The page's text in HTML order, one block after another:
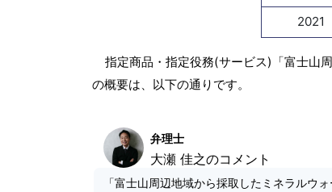
2021
指定商品・指定役務(サービス)「富士山
の概要は、以下の通りです。
弁理士
大瀬 佳之のコメント
「富士山周辺地域から採取したミネラルウ